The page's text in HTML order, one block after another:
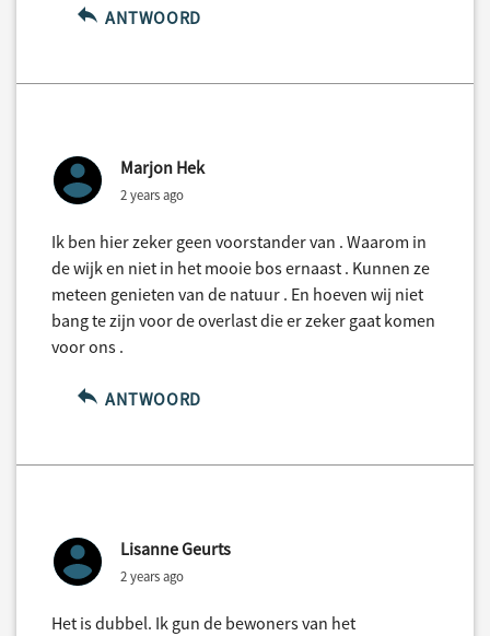
ANTWOORD
Marjon Hek
2 years ago
Ik ben hier zeker geen voorstander van . Waarom in
de wijk en niet in het mooie bos ernaast . Kunnen ze
meteen genieten van de natuur . En hoeven wij niet
bang te zijn voor de overlast die er zeker gaat komen
voor ons .
ANTWOORD
Lisanne Geurts
2 years ago
Het is dubbel. Ik gun de bewoners van het